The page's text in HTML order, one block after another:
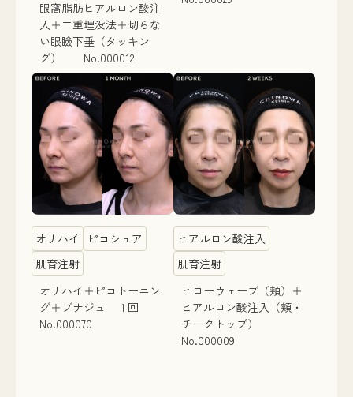
眼窩脂肪ヒアルロン酸注
入＋二重埋没法＋切らな
い眼瞼下垂（タッキン
グ） No.000012
オリハイ
ピコシュア
肌育注射
オリハイ＋ピコトーニン
グ＋ブナジュ １回
No.000070
ヒアルロン酸注入
肌育注射
ヒローウェーブ（頬）＋
ヒアルロン酸注入（頬・
チークトップ）
No.000009